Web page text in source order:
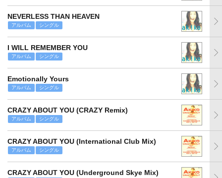
NEVERLESS THAN HEAVEN
アルバム シングル
I WILL REMEMBER YOU
アルバム シングル
Emotionally Yours
アルバム シングル
CRAZY ABOUT YOU (CRAZY Remix)
アルバム シングル
CRAZY ABOUT YOU (International Club Mix)
アルバム シングル
CRAZY ABOUT YOU (Underground Skye Mix)